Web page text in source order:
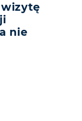
wizytę
nie